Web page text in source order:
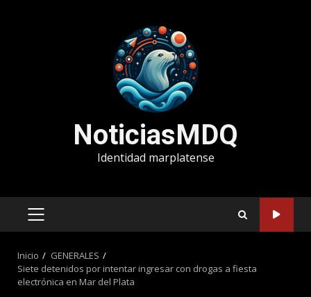
NoticiasMDQ
Identidad marplatense
MENÚ
Inicio
GENERALES
Siete detenidos por intentar ingresar con drogas a fiesta
electrónica en Mar del Plata